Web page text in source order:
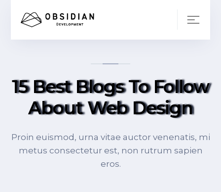
15 Best Blogs To Follow
About Web Design
Proin euismod, urna vitae auctor venenatis, mi
metus consectetur est, non rutrum sapien
eros.